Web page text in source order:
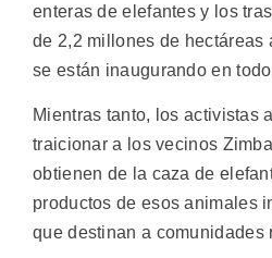
enteras de elefantes y los
de 2,2 millones de hectáreas
se están inaugurando en
Mientras tanto, los activistas
traicionar a los vecinos
obtienen de la caza de
productos de esos animales
que destinan a comunidades